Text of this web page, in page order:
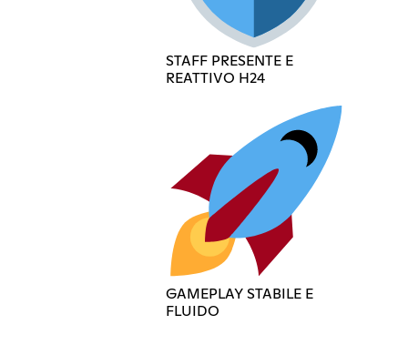
STAFF PRESENTE E
REATTIVO H24
GAMEPLAY STABILE E
FLUIDO